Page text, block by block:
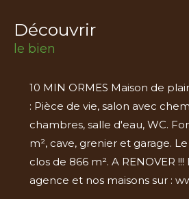
découvrir
le bien
10 MIN ORMES Maison de
: Pièce de vie, salon avec
chambres, salle d'eau, WC.
m², cave, grenier et garage.
clos de 866 m². A RENOVER
agence et nos maisons sur :